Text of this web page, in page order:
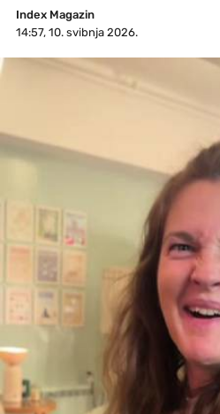
Index Magazin
14:57, 10. svibnja 2026.